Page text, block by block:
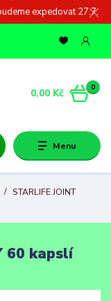
expedovat 27.7.
Menu
0
0,00 Kč
STARLIFE JOINT
60 kapslí